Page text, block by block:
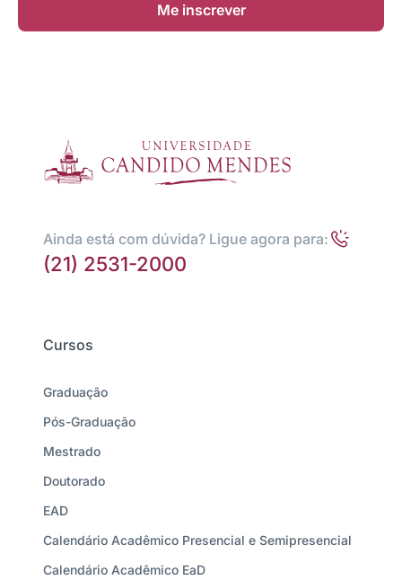
Me inscrever
Ainda está com dúvida? Ligue agora para:
(21) 2531-2000
Cursos
Graduação
Pós-Graduação
Mestrado
Doutorado
EAD
Calendário Acadêmico Presencial e Semipresencial
Calendário Acadêmico EaD